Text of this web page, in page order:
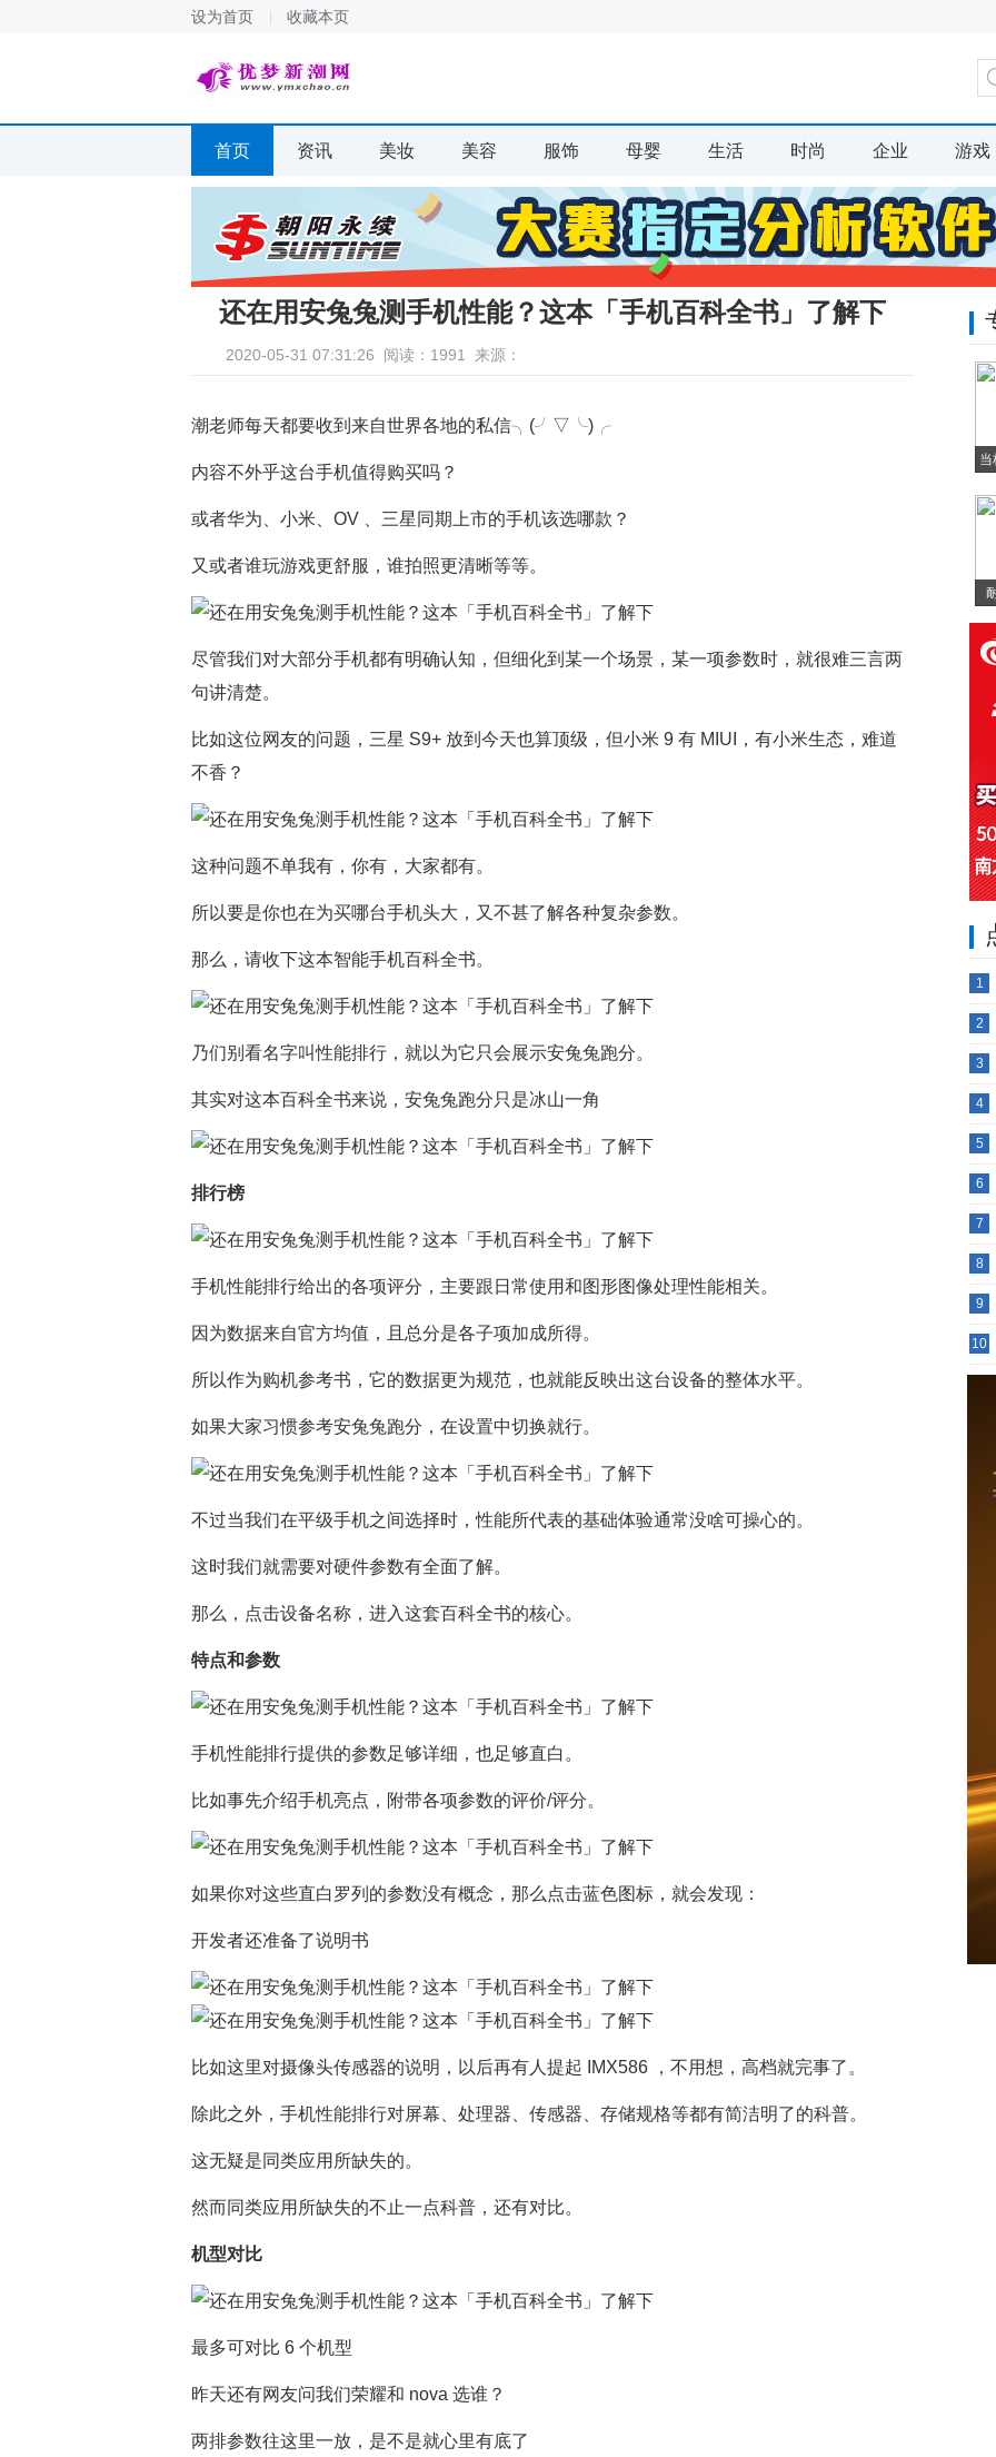
设为首页 收藏本页
首页 资讯 美妆 美容 服饰 母婴 生活 时尚 企业 游戏
还在用安兔兔测手机性能？这本「手机百科全书」了解下
2020-05-31 07:31:26 阅读：1991 来源：
潮老师每天都要收到来自世界各地的私信╮(╯▽╰)╭
内容不外乎这台手机值得购买吗？
或者华为、小米、OV 、三星同期上市的手机该选哪款？
又或者谁玩游戏更舒服，谁拍照更清晰等等。
尽管我们对大部分手机都有明确认知，但细化到某一个场景，某一项参数时，就很难三言两
句讲清楚。
比如这位网友的问题，三星 S9+ 放到今天也算顶级，但小米 9 有 MIUI，有小米生态，难道
不香？
这种问题不单我有，你有，大家都有。
所以要是你也在为买哪台手机头大，又不甚了解各种复杂参数。
那么，请收下这本智能手机百科全书。
乃们别看名字叫性能排行，就以为它只会展示安兔兔跑分。
其实对这本百科全书来说，安兔兔跑分只是冰山一角
排行榜
手机性能排行给出的各项评分，主要跟日常使用和图形图像处理性能相关。
因为数据来自官方均值，且总分是各子项加成所得。
所以作为购机参考书，它的数据更为规范，也就能反映出这台设备的整体水平。
如果大家习惯参考安兔兔跑分，在设置中切换就行。
不过当我们在平级手机之间选择时，性能所代表的基础体验通常没啥可操心的。
这时我们就需要对硬件参数有全面了解。
那么，点击设备名称，进入这套百科全书的核心。
特点和参数
手机性能排行提供的参数足够详细，也足够直白。
比如事先介绍手机亮点，附带各项参数的评价/评分。
如果你对这些直白罗列的参数没有概念，那么点击蓝色图标，就会发现：
开发者还准备了说明书
比如这里对摄像头传感器的说明，以后再有人提起 IMX586 ，不用想，高档就完事了。
除此之外，手机性能排行对屏幕、处理器、传感器、存储规格等都有简洁明了的科普。
这无疑是同类应用所缺失的。
然而同类应用所缺失的不止一点科普，还有对比。
机型对比
最多可对比 6 个机型
昨天还有网友问我们荣耀和 nova 选谁？
两排参数往这里一放，是不是就心里有底了
1
2
3
4
5
6
7
8
9
10